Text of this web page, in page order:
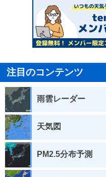
注目のコンテンツ
雨雲レーダー
天気図
PM2.5分布予測